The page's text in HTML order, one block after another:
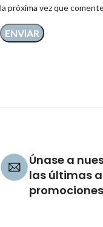
la próxima vez que
Únase a
las últimas